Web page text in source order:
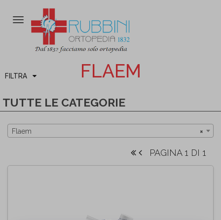
Attiva/disattiva
FILTRA FLAEM
TUTTE LE CATEGORIE
×
Flaem
PAGINA 1 DI 1